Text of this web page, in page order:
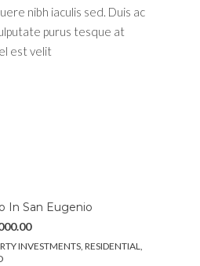
nibh iaculis sed. Duis ac
purus tesque at
est velit
In San Eugenio
INVESTMENTS, RESIDENTIAL,